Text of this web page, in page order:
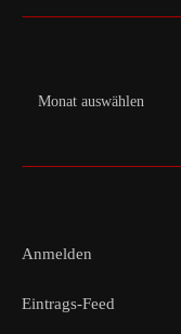
Archiv
Anmelden
Eintrags-Feed